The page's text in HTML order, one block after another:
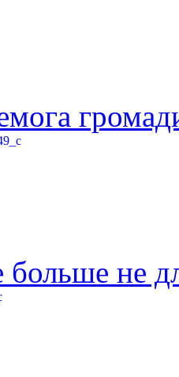
больше не